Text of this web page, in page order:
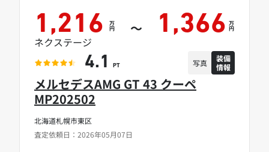
北海道札幌市東区
査定依頼日：2026年05月07日
メルセデスAMG GT 43 クーペ
MP202502
1,216 万
円 ～ 1,366 万
円
ネクステージ
4.1 PT 写真
装備
情報